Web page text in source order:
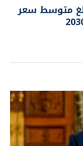
متوسط ​​سعر